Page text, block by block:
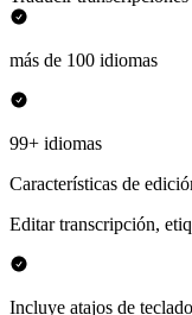
más de 100 idiomas
99+ idiomas
Características de
Editar transcripción,
Incluye atajos de teclado